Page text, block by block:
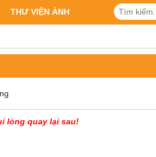
THƯ VIỆN ẢNH
lòng quay lại sau!